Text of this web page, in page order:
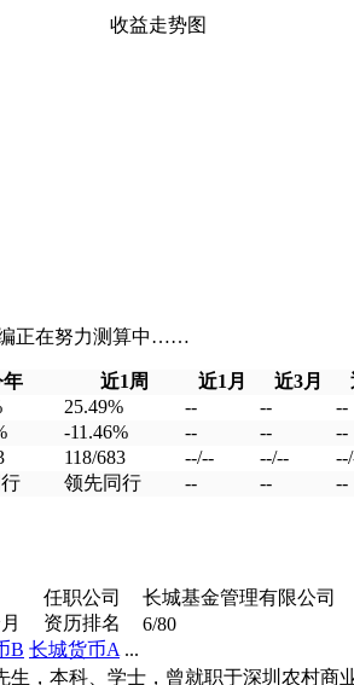
收益走势图
正在努力测算中……
年 近1周 近1月 近3月
25.49% -- --
--
-11.46% -- --
--
118/683 --/-- --/--
领先同行 -- --
--
任职公司
长城基金管理有限公司
资历排名
6/80
B 长城货币A ...
生，本科、学士，曾就职于深圳农村商